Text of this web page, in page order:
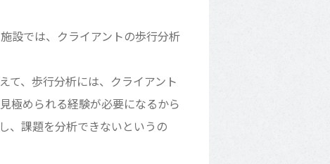
設では、クライアントの歩行分析
て、歩行分析には、クライアント
極められる経験が必要になるから
、課題を分析できないというの